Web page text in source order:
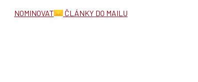
NOMINOVAT ČLÁNKY DO MAILU